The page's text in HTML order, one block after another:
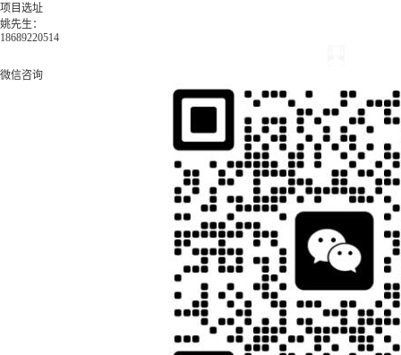
项目选址
姚先生：
18689220514
微信咨询